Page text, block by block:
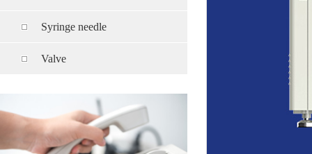
Syringe needle
Valve